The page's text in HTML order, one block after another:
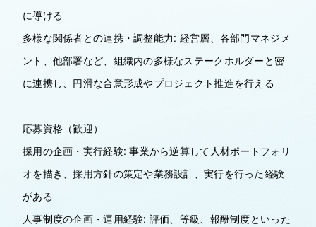
に導ける
多様な関係者との連携・調整能力: 経営層、各部門マネジメ
ント、他部署など、組織内の多様なステークホルダーと密
に連携し、円滑な合意形成やプロジェクト推進を行える
応募資格（歓迎）
採用の企画・実行経験: 事業から逆算して人材ポートフォリ
オを描き、採用方針の策定や業務設計、実行を行った経験
がある
人事制度の企画・運用経験: 評価、等級、報酬制度といった